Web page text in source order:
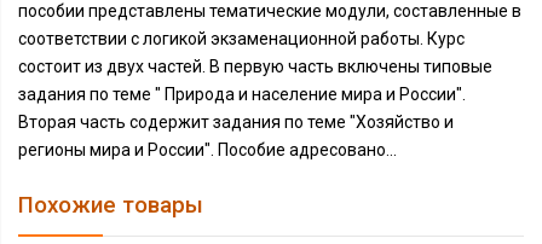
пособии представлены тематические модули, составленные в
соответствии с логикой экзаменационной работы. Курс
состоит из двух частей. В первую часть включены типовые
задания по теме " Природа и население мира и России".
Вторая часть содержит задания по теме "Хозяйство и
регионы мира и России". Пособие адресовано...
Похожие товары